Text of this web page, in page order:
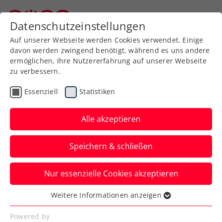
Kaderspielerinnen und -
spieler
KidskaderspielerInnen und
NÖTV Pro Kidsgroups
Datenschutzeinstellungen
Auf unserer Webseite werden Cookies verwendet. Einige
davon werden zwingend benötigt, während es uns andere
ermöglichen, Ihre Nutzererfahrung auf unserer Webseite
zu verbessern.
Essenziell Statistiken
Alle akzeptieren
Speichern & schließen
Nur essenzielle Cookies akzeptieren
Essenziell
Essenzielle Cookies werden für grundlegende
Weitere Informationen anzeigen
Powered by